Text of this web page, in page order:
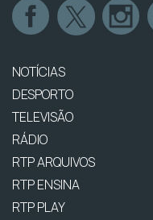
NOTÍCIAS
DESPORTO
TELEVISÃO
RÁDIO
RTP ARQUIVOS
RTP ENSINA
RTP PLAY